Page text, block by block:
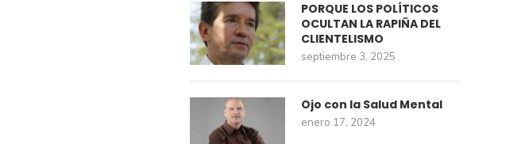
PORQUE LOS POLÍTICOS
OCULTAN LA RAPIÑA DEL
CLIENTELISMO
septiembre 3, 2025
Ojo con la Salud Mental
enero 17, 2024